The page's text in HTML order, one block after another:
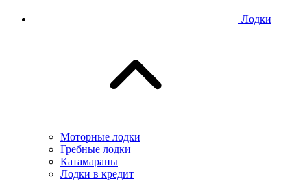
Лодки
Моторные лодки
Гребные лодки
Катамараны
Лодки в кредит